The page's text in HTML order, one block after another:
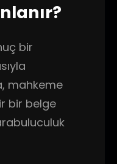
bir
mahkeme
bir belge